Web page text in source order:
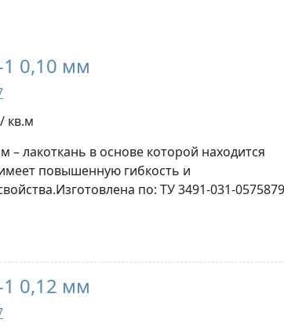
0,10 мм
/ кв.м
– лакоткань в основе которой находится
повышенную гибкость и
по: ТУ 3491-031-
0,12 мм